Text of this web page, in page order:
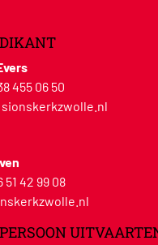
455 06 50
sionskerkzwolle.nl
51 42 99 08